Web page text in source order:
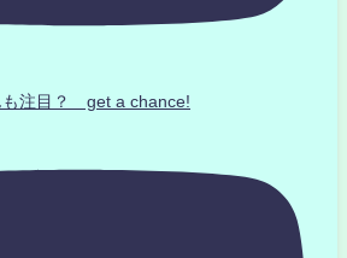
も注目？ get a chance!